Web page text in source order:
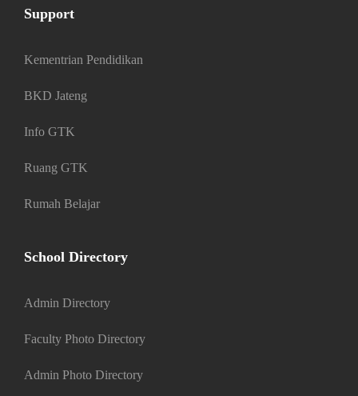
Support
Kementrian Pendidikan
BKD Jateng
Info GTK
Ruang GTK
Rumah Belajar
School Directory
Admin Directory
Faculty Photo Directory
Admin Photo Directory